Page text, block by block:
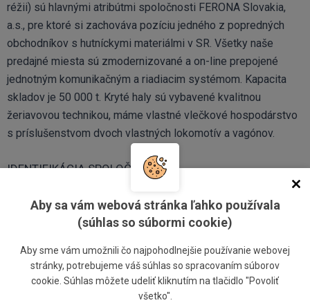
réžii) sú hlavnými atribútmi spoločnosti FERONA Slovakia,
a.s., pre ktoré si zachováva pozíciu jedného z popredných
obchodníkov s hutníckymi materiálmi v SR. Všetky naše
predajné miesta sú zmodernizované a on-line prepojené
jednotným komunikačným a riadiacim systémom. Kapacita
skladov je 50 000 t. Kryté haly sú vybavené kvalitnou
žeriavovou technikou, máme vlastné vlečkové hospodárstvo
s príslušenstvom dvoch vlastných lokomotív a vagónov.
IDENTIFIKÁCIA SPOLOČNOSTI
Obchodné meno:
Identifikačné číslo:
Aby sa vám webová stránka ľahko používala
(súhlas so súbormi cookie)
Aby sme vám umožnili čo najpohodlnejšie používanie webovej
stránky, potrebujeme váš súhlas so spracovaním súborov
cookie. Súhlas môžete udeliť kliknutím na tlačidlo "Povoliť
všetko".